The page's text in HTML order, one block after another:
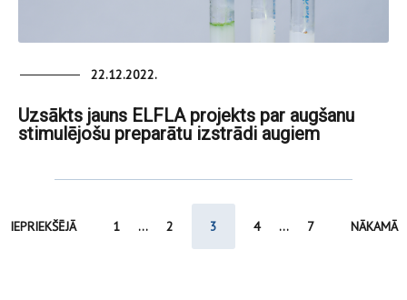
22.12.2022.
Uzsākts jauns ELFLA projekts par augšanu
stimulējošu preparātu izstrādi augiem
IEPRIEKŠĒJĀ 1 ... 2 3 4 ... 7 NĀKAMĀ